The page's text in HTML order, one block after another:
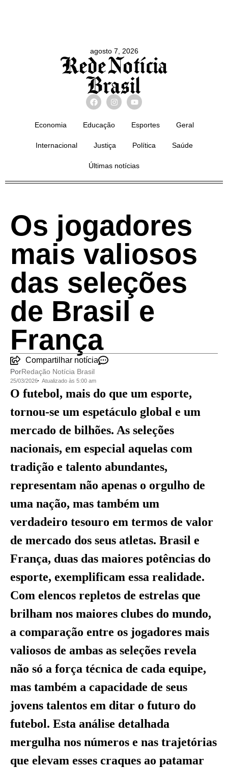
agosto 7, 2026
Economia Educação Esportes Geral
Internacional Justiça Política Saúde
Últimas notícias
Os jogadores
mais valiosos
das seleções
de Brasil e
França
Compartilhar notícia
PorRedação Notícia Brasil
25/03/2026 Atualizado às 5:00 am
O futebol, mais do que um esporte,
tornou-se um espetáculo global e um
mercado de bilhões. As seleções
nacionais, em especial aquelas com
tradição e talento abundantes,
representam não apenas o orgulho de
uma nação, mas também um
verdadeiro tesouro em termos de valor
de mercado dos seus atletas. Brasil e
França, duas das maiores potências do
esporte, exemplificam essa realidade.
Com elencos repletos de estrelas que
brilham nos maiores clubes do mundo,
a comparação entre os jogadores mais
valiosos de ambas as seleções revela
não só a força técnica de cada equipe,
mas também a capacidade de seus
jovens talentos em ditar o futuro do
futebol. Esta análise detalhada
mergulha nos números e nas trajetórias
que elevam esses craques ao patamar